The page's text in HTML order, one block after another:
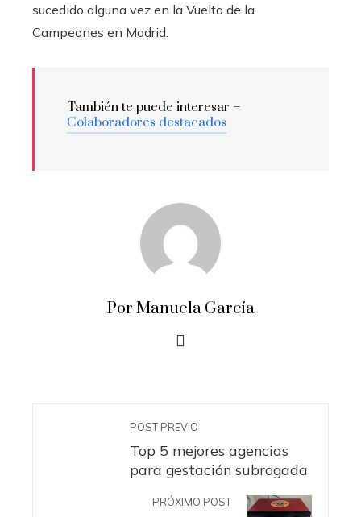
sucedido alguna vez en la Vuelta de la
Campeones en Madrid.
También te puede interesar –
Colaboradores destacados
Por Manuela García
POST PREVIO
Top 5 mejores agencias
para gestación subrogada
PRÓXIMO POST